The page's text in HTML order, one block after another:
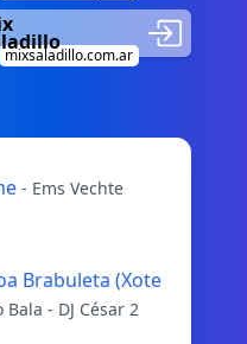
mixsaladillo.com.ar
- Ems Vechte
Brabuleta (Xote
- DJ César 2